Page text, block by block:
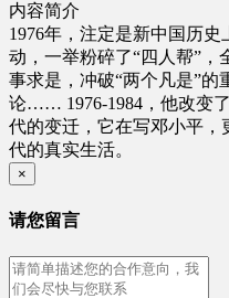
内容简介
1976年，注定是新中国历
动，一举粉碎了“四人帮”
事求是，冲破“两个凡是”
论…… 1976-1984，他改变
代的变迁，它在写邓小平
代的真实生活。
×
请您留言